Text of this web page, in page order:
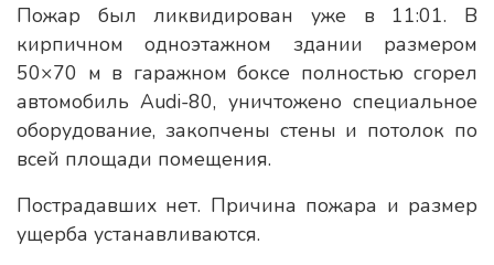
Пожар был ликвидирован уже в 11:01. В
кирпичном одноэтажном здании размером
50×70 м в гаражном боксе полностью сгорел
автомобиль Audi-80, уничтожено специальное
оборудование, закопчены стены и потолок по
всей площади помещения.
Пострадавших нет. Причина пожара и размер
ущерба устанавливаются.